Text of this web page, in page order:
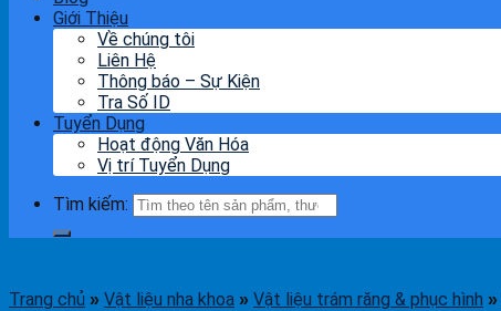
Giới Thiệu
Về chúng tôi
Liên Hệ
Thông báo – Sự Kiện
Tra Số ID
Tuyển Dụng
Hoạt động Văn Hóa
Vị trí Tuyển Dụng
Tìm kiếm:
Trang chủ » Vật liệu nha khoa » Vật liệu trám răng & phục hình »